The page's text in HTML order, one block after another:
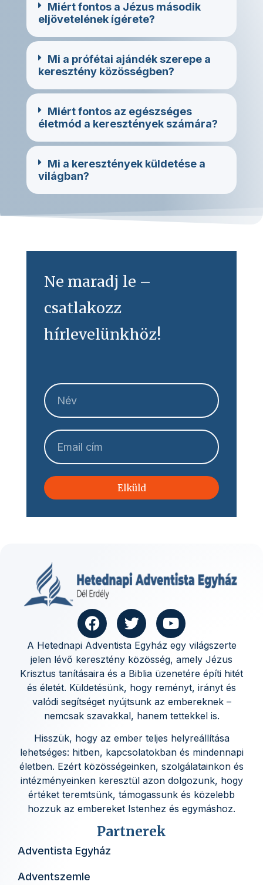
Miért fontos a Jézus második
eljövetelének ígérete?
Mi a prófétai ajándék szerepe a
keresztény közösségben?
Miért fontos az egészséges
életmód a keresztények számára?
Mi a keresztények küldetése a
világban?
Ne maradj le –
csatlakozz
hírlevelünkhöz!
Elküld
A Hetednapi Adventista Egyház egy világszerte
jelen lévő keresztény közösség, amely Jézus
Krisztus tanításaira és a Biblia üzenetére építi hitét
és életét. Küldetésünk, hogy reményt, irányt és
valódi segítséget nyújtsunk az embereknek –
nemcsak szavakkal, hanem tettekkel is.
Hisszük, hogy az ember teljes helyreállítása
lehetséges: hitben, kapcsolatokban és mindennapi
életben. Ezért közösségeinken, szolgálatainkon és
intézményeinken keresztül azon dolgozunk, hogy
értéket teremtsünk, támogassunk és közelebb
hozzuk az embereket Istenhez és egymáshoz.
Partnerek
Adventista Egyház
Adventszemle